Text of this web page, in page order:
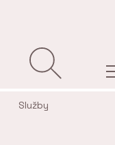
Služby